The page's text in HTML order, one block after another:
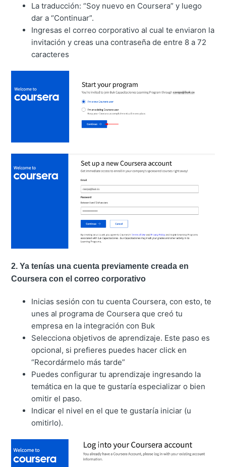
La traducción: “Soy nuevo en Coursera” y luego
dar a “Continuar”.
Ingresas el correo corporativo al cual te enviaron la
invitación y creas una contraseña de entre 8 a 72
caracteres
2. Ya tenías una cuenta previamente creada en
Coursera con el correo corporativo
Inicias sesión con tu cuenta Coursera, con esto, te
unes al programa de Coursera que creó tu
empresa en la integración con Buk
Selecciona objetivos de aprendizaje. Este paso es
opcional, si prefieres puedes hacer click en
“Recordármelo más tarde”
Puedes configurar tu aprendizaje ingresando la
temática en la que te gustaría especializar o bien
omitir el paso.
Indicar el nivel en el que te gustaría iniciar (u
omitirlo).